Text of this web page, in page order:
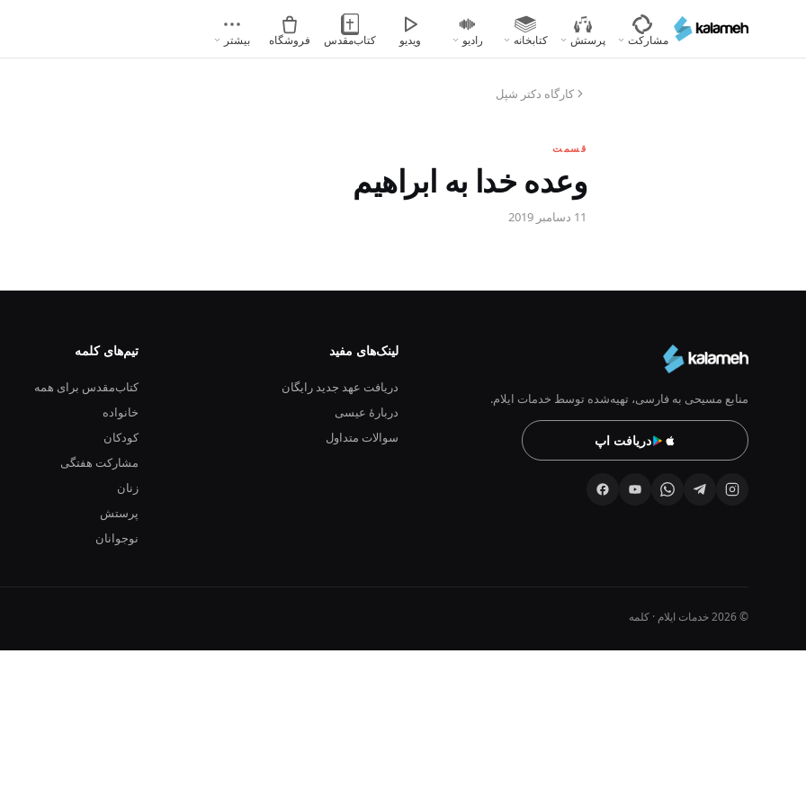
محتوای
مشارکت پرستش کتابخانه رادیو ویدیو کتاب‌مقدس فروشگاه بیشتر
کارگاه دکتر شپل
قسمت
وعده خدا به ابراهیم
11 دسامبر 2019
منابع مسیحی به فارسی، تهیه‌شده توسط خدمات ایلام.
دریافت اپ
لینک‌های مفید
دریافت عهد جدید رایگان
دربارهٔ عیسی
سوالات متداول
تیم‌های کلمه
کتاب‌مقدس برای همه
خانواده
کودکان
مشارکت هفتگی
زنان
پرستش
نوجوانان
© 2026 خدمات ایلام · کلمه